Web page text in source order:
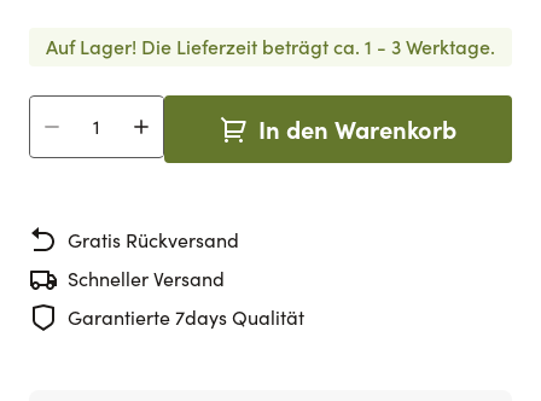
Auf Lager! Die Lieferzeit beträgt ca. 1 - 3 Werktage.
Menge In den Warenkorb
Gratis Rückversand
Schneller Versand
Garantierte 7days Qualität